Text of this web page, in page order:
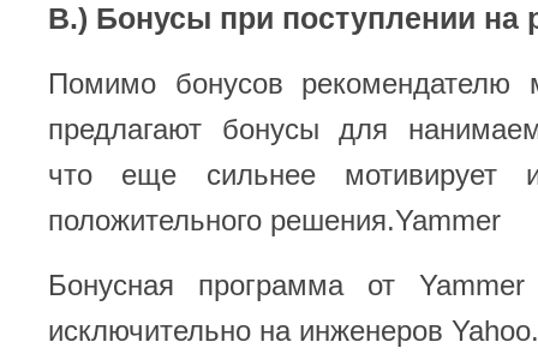
В.) Бонусы при поступлении на
Помимо бонусов рекомендателю
предлагают бонусы для
что еще сильнее мотивирует
положительного решения.Yammer
Бонусная программа от
исключительно на инженеров Yahoo.